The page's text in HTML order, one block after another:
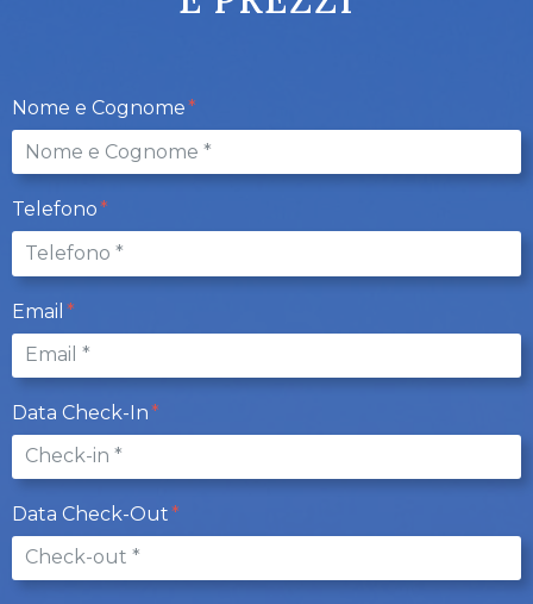
Nome e Cognome
Telefono
Email
Data Check-In
Data Check-Out